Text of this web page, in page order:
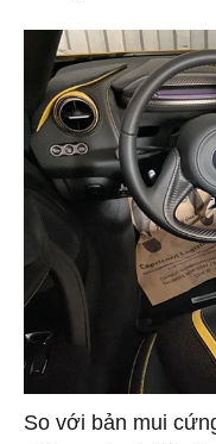
So với bản mui